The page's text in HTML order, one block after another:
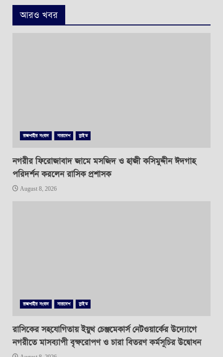
আরও খবর
রাজশাহীর সংবাদ সারাদেশ স্লাইড
নগরীর ফিরোজাবাদ জামে মসজিদ ও হাজী কসিমুদ্দীন ঈদগাহ
পরিদর্শন করলেন রাসিক প্রশাসক
August 8, 2026
রাজশাহীর সংবাদ সারাদেশ স্লাইড
রাসিকের সহযোগিতায় ইয়ুথ চেঞ্জমেকার্স নেটওয়ার্কের উদ্যোগে
নগরীতে মাসব্যাপী বৃক্ষরোপণ ও চারা বিতরণ কর্মসূচির উদ্বোধন